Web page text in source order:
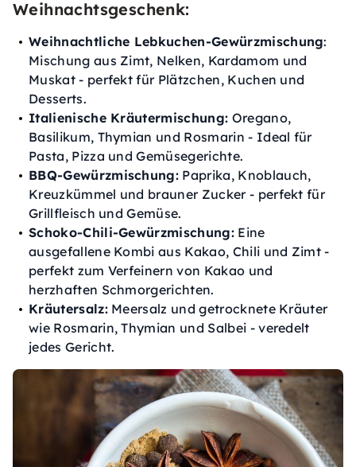
Weihnachtsgeschenk:
Weihnachtliche Lebkuchen-Gewürzmischung:
Mischung aus Zimt, Nelken, Kardamom und
Muskat - perfekt für Plätzchen, Kuchen und
Desserts.
Italienische Kräutermischung: Oregano,
Basilikum, Thymian und Rosmarin - Ideal für
Pasta, Pizza und Gemüsegerichte.
BBQ-Gewürzmischung: Paprika, Knoblauch,
Kreuzkümmel und brauner Zucker - perfekt für
Grillfleisch und Gemüse.
Schoko-Chili-Gewürzmischung:Eine
ausgefallene Kombi aus Kakao, Chili und Zimt -
perfekt zum Verfeinern von Kakao und
herzhaften Schmorgerichten.
Kräutersalz:Meersalz und getrocknete Kräuter
wie Rosmarin, Thymian und Salbei - veredelt
jedes Gericht.